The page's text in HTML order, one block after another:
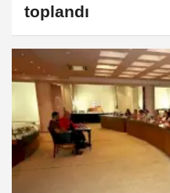
toplandı